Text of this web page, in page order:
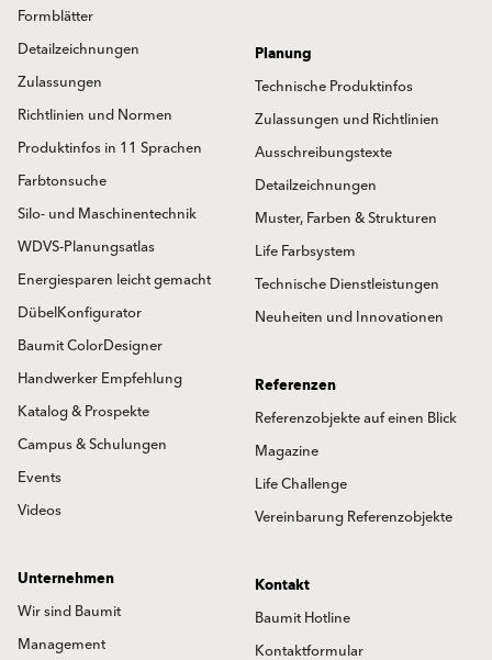
Formblätter
Detailzeichnungen
Zulassungen
Richtlinien und Normen
Produktinfos in 11 Sprachen
Farbtonsuche
Silo- und Maschinentechnik
WDVS-Planungsatlas
Energiesparen leicht gemacht
DübelKonfigurator
Baumit ColorDesigner
Handwerker Empfehlung
Katalog & Prospekte
Campus & Schulungen
Events
Videos
Planung
Technische Produktinfos
Zulassungen und Richtlinien
Ausschreibungstexte
Detailzeichnungen
Muster, Farben & Strukturen
Life Farbsystem
Technische Dienstleistungen
Neuheiten und Innovationen
Referenzen
Referenzobjekte auf einen Blick
Magazine
Life Challenge
Vereinbarung Referenzobjekte
Unternehmen
Wir sind Baumit
Management
Kontakt
Baumit Hotline
Kontaktformular